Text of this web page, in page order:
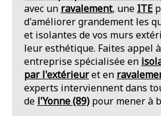
avec un ravalement, une ITE
d'améliorer grandement les
et isolantes de vos murs
leur esthétique. Faites appel
entreprise spécialisée en
par l'extérieuret en
experts interviennent dans
de l'Yonne (89) pour mener à